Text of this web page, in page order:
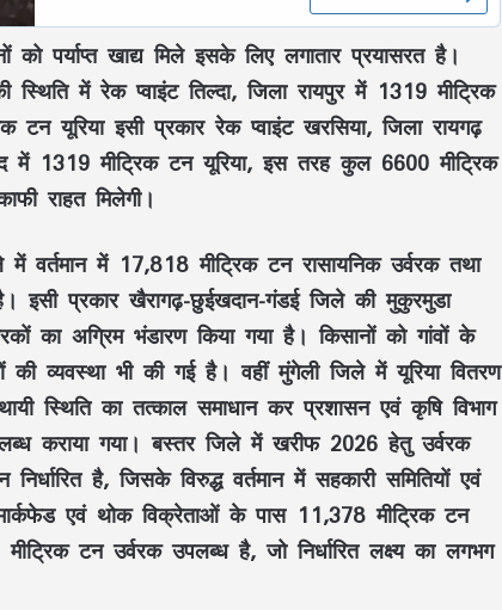
पर्याप्त खाद्य मिले इसके लिए लगातार प्रयासरत है।
में रेक प्वाइंट तिल्दा, जिला रायपुर में 1319 मीट्रिक
टन यूरिया इसी प्रकार रेक प्वाइंट खरसिया, जिला रायगढ़
में 1319 मीट्रिक टन यूरिया, इस तरह कुल 6600 मीट्रिक
राहत मिलेगी।
वर्तमान में 17,818 मीट्रिक टन रासायनिक उर्वरक तथा
इसी प्रकार खैरागढ़-छुईखदान-गंडई जिले की मुकुरमुडा
का अग्रिम भंडारण किया गया है। किसानों को गांवों के
व्यवस्था भी की गई है। वहीं मुंगेली जिले में यूरिया वितरण
स्थिति का तत्काल समाधान कर प्रशासन एवं कृषि विभाग
कराया गया। बस्तर जिले में खरीफ 2026 हेतु उर्वरक
है, जिसके विरुद्ध वर्तमान में सहकारी समितियों एवं
एवं थोक विक्रेताओं के पास 11,378 मीट्रिक टन
टन उर्वरक उपलब्ध है, जो निर्धारित लक्ष्य का लगभग